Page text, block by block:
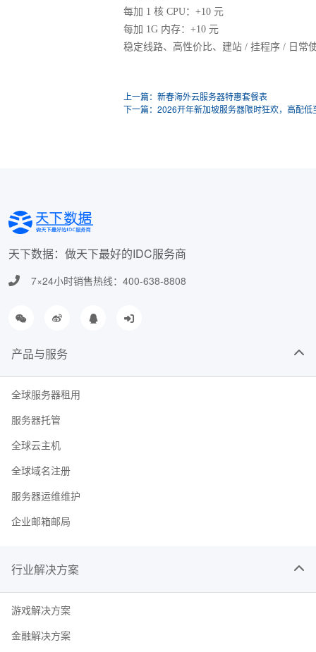
每加 1 核 CPU：+10 元
每加 1G 内存：+10 元
稳定线路、高性价比、建站 / 挂程序 / 日常
上一篇：新春海外云服务器特惠套餐表
下一篇：2026开年新加坡服务器限时狂欢，高配
天下数据：做天下最好的IDC服务商
7×24小时销售热线：400-638-8808
产品与服务
全球服务器租用
服务器托管
全球云主机
全球域名注册
服务器运维维护
企业邮箱邮局
行业解决方案
游戏解决方案
金融解决方案